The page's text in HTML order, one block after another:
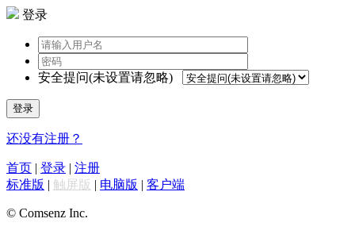
登录
安全提问(未设置请忽略)
登录
还没有注册？
首页 | 登录 | 注册
标准版 | 触屏版 | 电脑版 | 客户端
© Comsenz Inc.